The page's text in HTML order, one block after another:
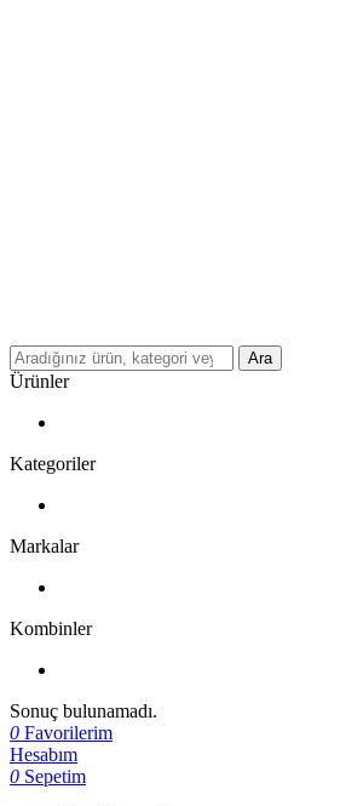
Ara
Ürünler
Kategoriler
Markalar
Kombinler
Sonuç bulunamadı.
0 Favorilerim
Hesabım
0 Sepetim